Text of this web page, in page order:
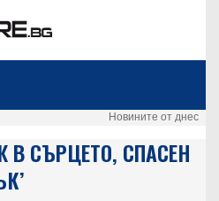
Новините от днес
СЪРЦЕТО, СПАСЕН